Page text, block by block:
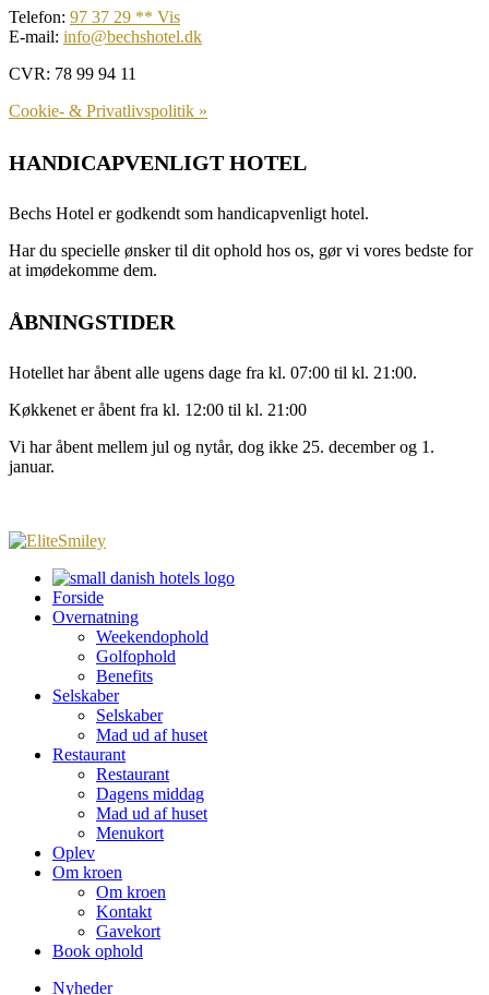
Telefon: 97 37 29 ** Vis
E-mail: info@bechshotel.dk
CVR: 78 99 94 11
Cookie- & Privatlivspolitik »
HANDICAPVENLIGT HOTEL
Bechs Hotel er godkendt som handicapvenligt hotel.
Har du specielle ønsker til dit ophold hos os, gør vi vores bedste for
at imødekomme dem.
ÅBNINGSTIDER
Hotellet har åbent alle ugens dage fra kl. 07:00 til kl. 21:00.
Køkkenet er åbent fra kl. 12:00 til kl. 21:00
Vi har åbent mellem jul og nytår, dog ikke 25. december og 1.
januar.
Forside
Overnatning
Weekendophold
Golfophold
Benefits
Selskaber
Selskaber
Mad ud af huset
Restaurant
Restaurant
Dagens middag
Mad ud af huset
Menukort
Oplev
Om kroen
Om kroen
Kontakt
Gavekort
Book ophold
Nyheder